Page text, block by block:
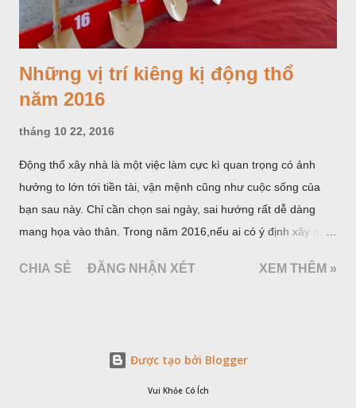
Những vị trí kiêng kị động thổ
năm 2016
tháng 10 22, 2016
Động thổ xây nhà là một việc làm cực kì quan trọng có ảnh
hưởng to lớn tới tiền tài, vận mệnh cũng như cuộc sống của
bạn sau này. Chỉ cần chọn sai ngày, sai hướng rất dễ dàng
mang họa vào thân. Trong năm 2016,nếu ai có ý định xây nhà
sát, Thái tuế, Hắc vị, Hoàng vị.
CHIA SẺ ĐĂNG NHẬN XÉT XEM THÊM »
Được tạo bởi Blogger
Vui Khỏe Có Ích